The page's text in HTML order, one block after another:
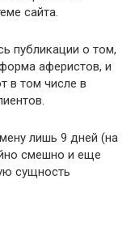
сайта.
публикации о том,
аферистов, и
в том числе в
лишь 9 дней (на
смешно и еще
сущность